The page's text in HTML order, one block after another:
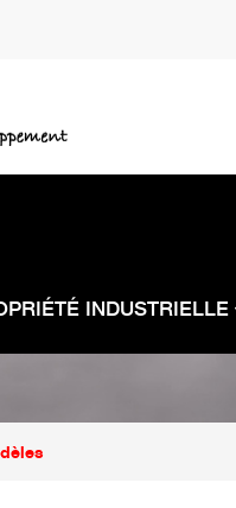
INDUSTRIELLE